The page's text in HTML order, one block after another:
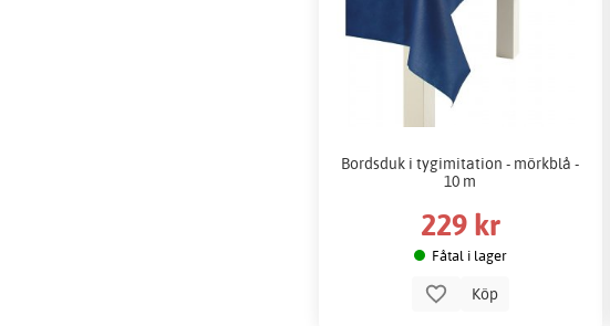
Bordsduk i tygimitation - mörkblå -
10 m
229 kr
Fåtal i lager
Köp